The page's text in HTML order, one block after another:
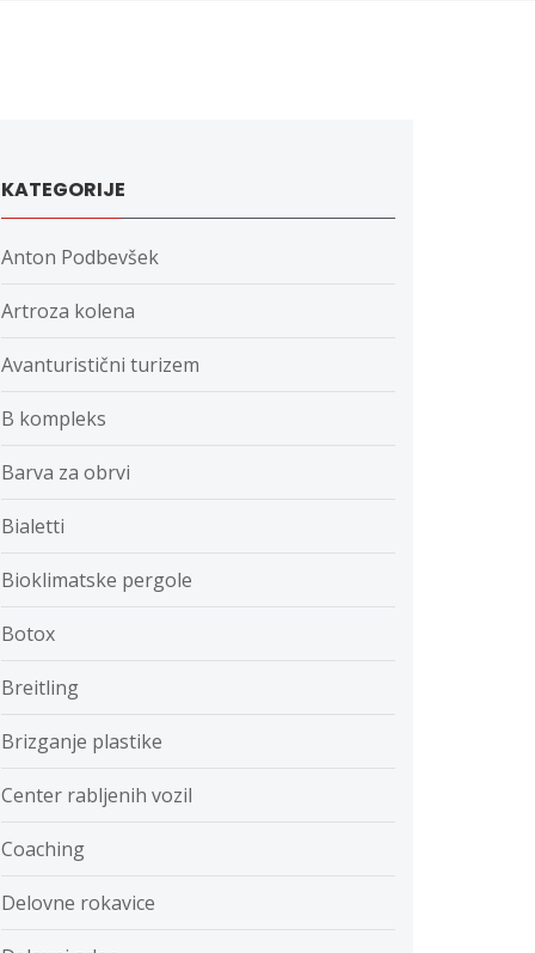
KATEGORIJE
Anton Podbevšek
Artroza kolena
Avanturistični turizem
B kompleks
Barva za obrvi
Bialetti
Bioklimatske pergole
Botox
Breitling
Brizganje plastike
Center rabljenih vozil
Coaching
Delovne rokavice